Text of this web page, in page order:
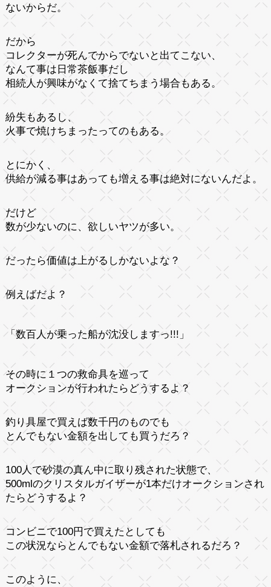
ないからだ。
だから
コレクターが死んでからでないと出てこない、
なんて事は日常茶飯事だし
相続人が興味がなくて捨てちまう場合もある。
紛失もあるし、
火事で焼けちまったってのもある。
とにかく、
供給が減る事はあっても増える事は絶対にないんだよ。
だけど
数が少ないのに、欲しいヤツが多い。
だったら価値は上がるしかないよな？
例えばだよ？
「数百人が乗った船が沈没しますっ!!!」
その時に１つの救命具を巡って
オークションが行われたらどうするよ？
釣り具屋で買えば数千円のものでも
とんでもない金額を出しても買うだろ？
100人で砂漠の真ん中に取り残された状態で、
500mlのクリスタルガイザーが1本だけオークションされ
たらどうするよ？
コンビニで100円で買えたとしても
この状況ならとんでもない金額で落札されるだろ？
このように、